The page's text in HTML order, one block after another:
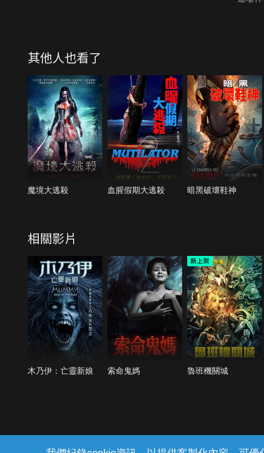
其他人也看了
魔境大逃殺 血腥假期大逃殺 暗黑破壞鞋神
相關影片
木乃伊：亡靈新娘 索命鬼媽 魯班機關城